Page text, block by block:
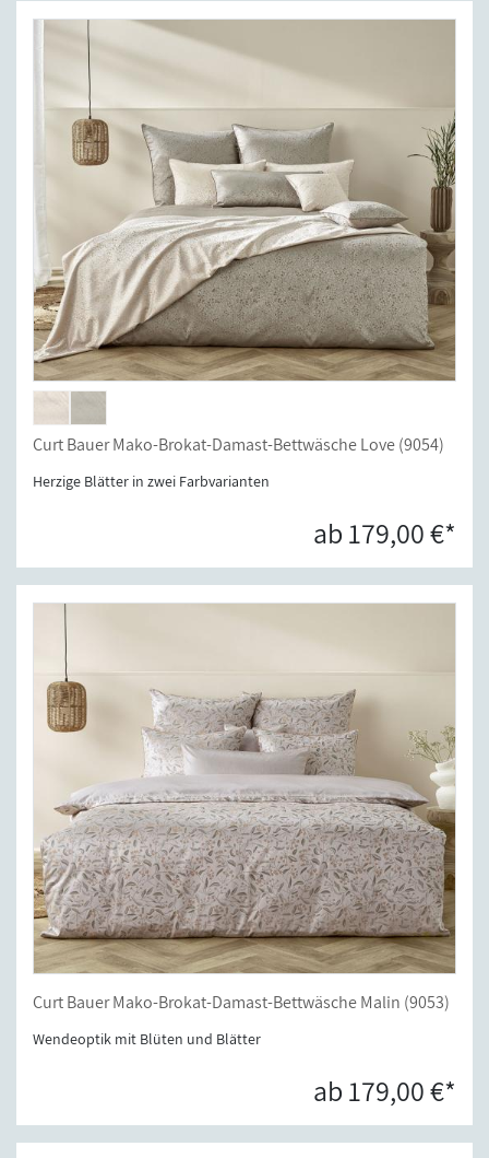
Curt Bauer Mako-Brokat-Damast-Bettwäsche Love (9054)
Herzige Blätter in zwei Farbvarianten
ab 179,00 €*
Curt Bauer Mako-Brokat-Damast-Bettwäsche Malin (9053)
Wendeoptik mit Blüten und Blätter
ab 179,00 €*